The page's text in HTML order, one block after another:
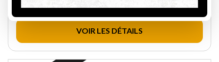
Prix sur demande
VOIR LES DÉTAILS